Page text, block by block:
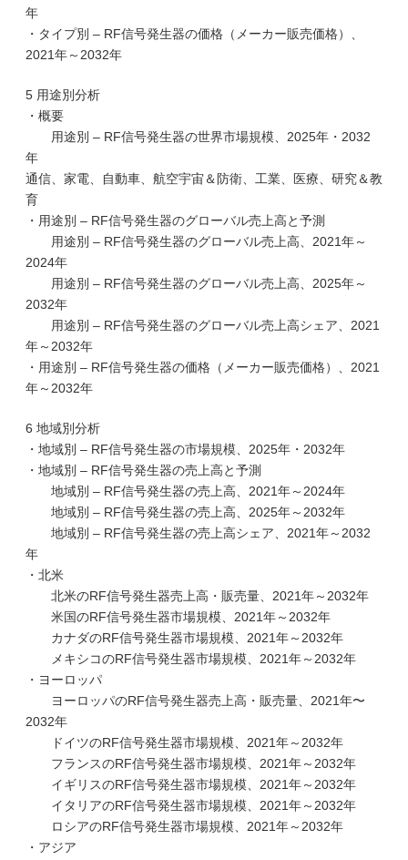
年
・タイプ別 – RF信号発生器の価格（メーカー販売価格）、
2021年～2032年
5 用途別分析
・概要
用途別 – RF信号発生器の世界市場規模、2025年・2032
年
通信、家電、自動車、航空宇宙＆防衛、工業、医療、研究＆教
育
・用途別 – RF信号発生器のグローバル売上高と予測
用途別 – RF信号発生器のグローバル売上高、2021年～
2024年
用途別 – RF信号発生器のグローバル売上高、2025年～
2032年
用途別 – RF信号発生器のグローバル売上高シェア、2021
年～2032年
・用途別 – RF信号発生器の価格（メーカー販売価格）、2021
年～2032年
6 地域別分析
・地域別 – RF信号発生器の市場規模、2025年・2032年
・地域別 – RF信号発生器の売上高と予測
地域別 – RF信号発生器の売上高、2021年～2024年
地域別 – RF信号発生器の売上高、2025年～2032年
地域別 – RF信号発生器の売上高シェア、2021年～2032
年
・北米
北米のRF信号発生器売上高・販売量、2021年～2032年
米国のRF信号発生器市場規模、2021年～2032年
カナダのRF信号発生器市場規模、2021年～2032年
メキシコのRF信号発生器市場規模、2021年～2032年
・ヨーロッパ
ヨーロッパのRF信号発生器売上高・販売量、2021年〜
2032年
ドイツのRF信号発生器市場規模、2021年～2032年
フランスのRF信号発生器市場規模、2021年～2032年
イギリスのRF信号発生器市場規模、2021年～2032年
イタリアのRF信号発生器市場規模、2021年～2032年
ロシアのRF信号発生器市場規模、2021年～2032年
・アジア